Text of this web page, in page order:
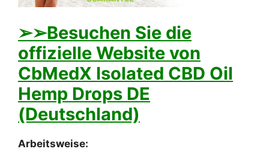
➢➢Besuchen Sie die
offizielle Website von
CbMedX Isolated CBD Oil
Hemp Drops DE
(Deutschland)
Arbeitsweise: